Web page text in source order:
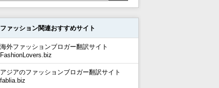
ファッション関連おすすめサイト
海外ファッションブロガー翻訳サイト
FashionLovers.biz
アジアのファッションブロガー翻訳サイト
fablia.biz